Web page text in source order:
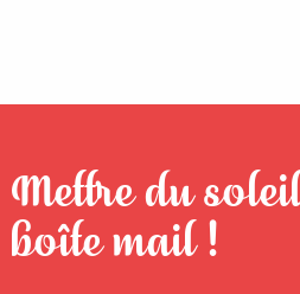
Mettre du
boîte mail !